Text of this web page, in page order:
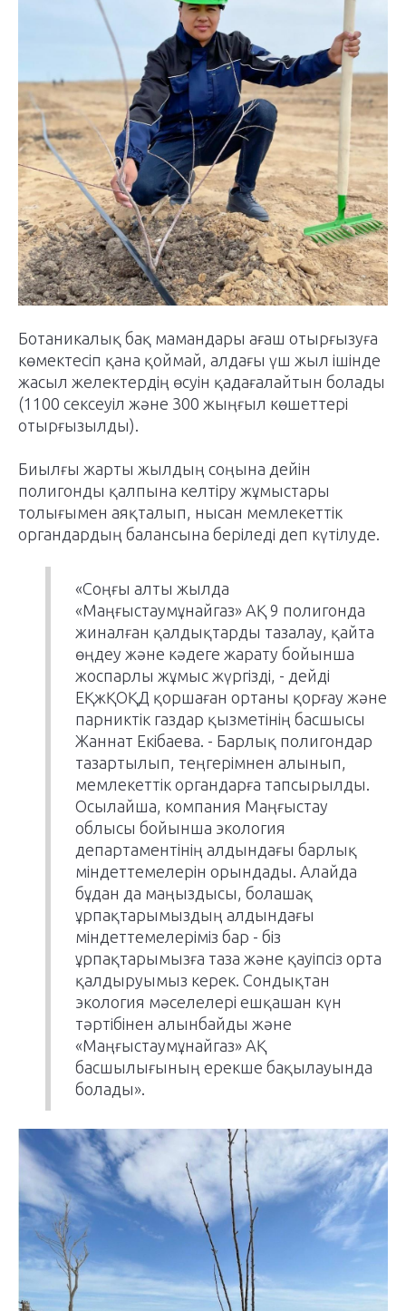
Ботаникалық бақ мамандары ағаш отырғызуға
көмектесіп қана қоймай, алдағы үш жыл ішінде
жасыл желектердің өсуін қадағалайтын болады
(1100 сексеуіл және 300 жыңғыл көшеттері
отырғызылды).
Биылғы жарты жылдың соңына дейін
полигонды қалпына келтіру жұмыстары
толығымен аяқталып, нысан мемлекеттік
органдардың балансына беріледі деп күтілуде.
«Соңғы алты жылда
«Маңғыстаумұнайгаз» АҚ 9 полигонда
жиналған қалдықтарды тазалау, қайта
өңдеу және кәдеге жарату бойынша
жоспарлы жұмыс жүргізді, - дейді
ЕҚжҚОҚД қоршаған ортаны қорғау және
парниктік газдар қызметінің басшысы
Жаннат Екібаева. - Барлық полигондар
тазартылып, теңгерімнен алынып,
мемлекеттік органдарға тапсырылды.
Осылайша, компания Маңғыстау
облысы бойынша экология
департаментінің алдындағы барлық
міндеттемелерін орындады. Алайда
бұдан да маңыздысы, болашақ
ұрпақтарымыздың алдындағы
міндеттемелеріміз бар - біз
ұрпақтарымызға таза және қауіпсіз орта
қалдыруымыз керек. Сондықтан
экология мәселелері ешқашан күн
тәртібінен алынбайды және
«Маңғыстаумұнайгаз» АҚ
басшылығының ерекше бақылауында
болады».